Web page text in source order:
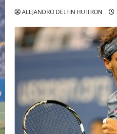
ALEJANDRO DELFIN HUITRON